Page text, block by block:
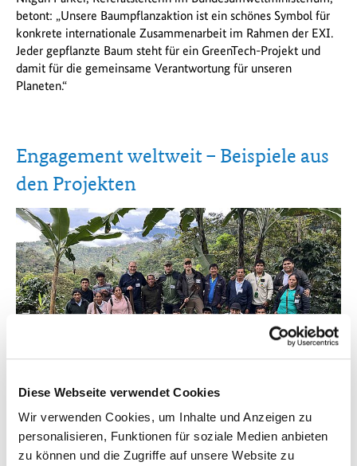
Diese Webseite verwendet Cookies
Wir verwenden Cookies, um Inhalte und Anzeigen zu
personalisieren, Funktionen für soziale Medien anbieten
zu können und die Zugriffe auf unsere Website zu
betont: „Unsere Baumpflanzaktion ist ein schönes Symbol für
konkrete internationale Zusammenarbeit im Rahmen der EXI.
Jeder gepflanzte Baum steht für ein GreenTech-Projekt und
damit für die gemeinsame Verantwortung für unseren
Planeten.“
Engagement weltweit – Beispiele aus
den Projekten
öffnet
Bild
einer
vergrößerten
© Fraunhofer IML
In Peru pflanzte das Projekt ForestGuard gemeinsam mit
Kooperativen neue Bäume und tauschte Know-how zu